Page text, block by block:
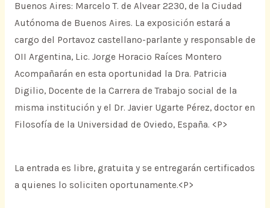
Buenos Aires: Marcelo T. de Alvear 2230, de la Ciudad
Autónoma de Buenos Aires. La exposición estará a
cargo del Portavoz castellano-parlante y responsable de
OII Argentina, Lic. Jorge Horacio Raíces Montero
Acompañarán en esta oportunidad la Dra. Patricia
Digilio, Docente de la Carrera de Trabajo social de la
misma institución y el Dr. Javier Ugarte Pérez, doctor en
Filosofía de la Universidad de Oviedo, España. <P>
La entrada es libre, gratuita y se entregarán certificados
a quienes lo soliciten oportunamente.<P>